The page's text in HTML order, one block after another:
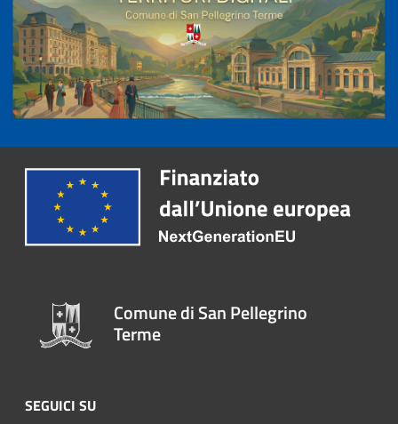
Comune di San Pellegrino
Terme
SEGUICI SU